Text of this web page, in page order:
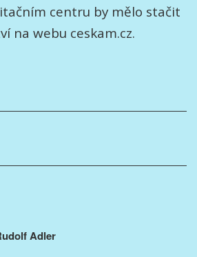
centru by mělo stačit
na webu ceskam.cz.
Adler